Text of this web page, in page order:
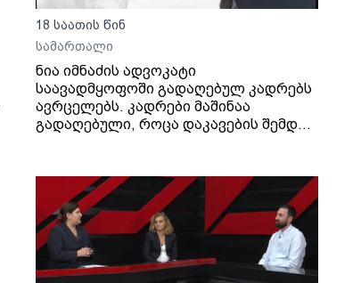
18 საათის წინ
სამართალი
ნია იმნაძის ადვოკატი
საავადმყოფოში გადაღებულ კადრებს
ავრცელებს. კადრები მაშინაა
გადაღებული, როცა დაკავების შემდეგ